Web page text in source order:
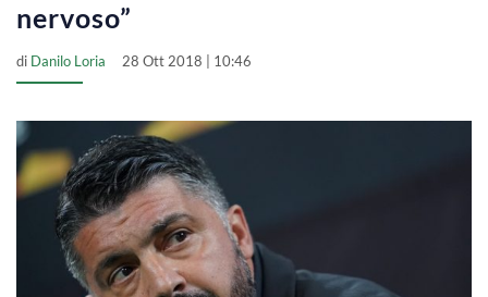
nervoso”
di Danilo Loria 28 Ott 2018 | 10:46